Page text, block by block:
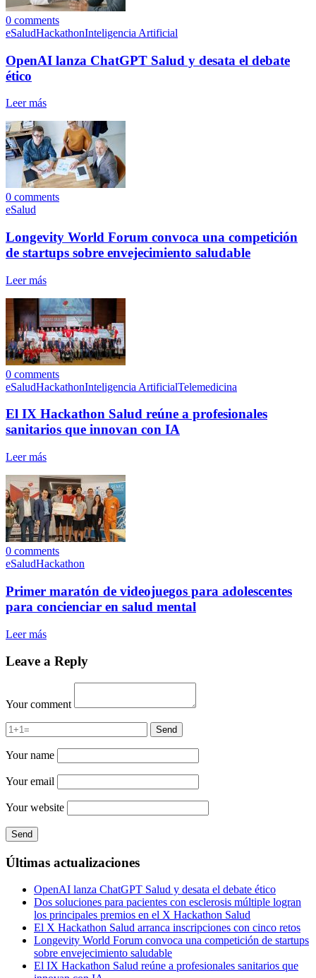
0 comments
eSaludHackathonInteligencia Artificial
OpenAI lanza ChatGPT Salud y desata el debate
ético
Leer más
0 comments
eSalud
Longevity World Forum convoca una competición
de startups sobre envejecimiento saludable
Leer más
0 comments
eSaludHackathonInteligencia ArtificialTelemedicina
El IX Hackathon Salud reúne a profesionales
sanitarios que innovan con IA
Leer más
0 comments
eSaludHackathon
Primer maratón de videojuegos para adolescentes
para concienciar en salud mental
Leer más
Leave a Reply
Your comment
Your name
Your email
Your website
Últimas actualizaciones
OpenAI lanza ChatGPT Salud y desata el debate ético
Dos soluciones para pacientes con esclerosis múltiple logran
los principales premios en el X Hackathon Salud
El X Hackathon Salud arranca inscripciones con cinco retos
Longevity World Forum convoca una competición de startups
sobre envejecimiento saludable
El IX Hackathon Salud reúne a profesionales sanitarios que